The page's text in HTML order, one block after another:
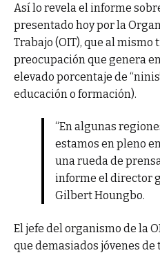
Así lo revela el informe
presentado hoy por la
Trabajo (OIT), que al mismo
preocupación que genera
elevado porcentaje de
educación o formación).
“En algunas
estamos en pleno
una rueda de
informe el director
Gilbert Houngbo.
El jefe del organismo de la
que demasiados jóvenes